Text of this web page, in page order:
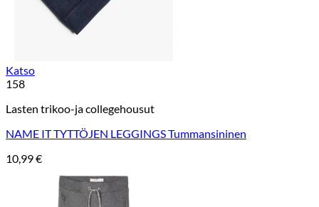
Katso
158
Lasten trikoo-ja collegehousut
NAME IT TYTTÖJEN LEGGINGS Tummansininen
10,99€